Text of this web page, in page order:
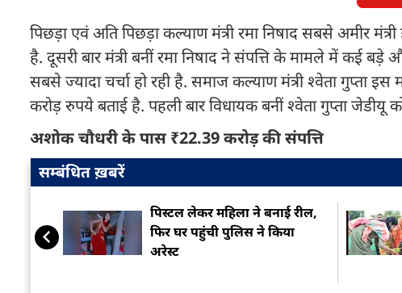
पिछड़ा एवं अति पिछड़ा कल्याण मंत्री रमा निषाद सबसे अमीर
है. दूसरी बार मंत्री बनीं रमा निषाद ने संपत्ति के मामले में कई
सबसे ज्यादा चर्चा हो रही है. समाज कल्याण मंत्री श्वेता गुप्ता
करोड़ रुपये बताई है. पहली बार विधायक बनीं श्वेता गुप्ता जेडीयू
अशोक चौधरी के पास ₹22.39 करोड़ की संपत्ति
सम्बंधित ख़बरें
पिस्टल लेकर महिला ने बनाई रील,
फिर घर पहुंची पुलिस ने किया
अरेस्ट